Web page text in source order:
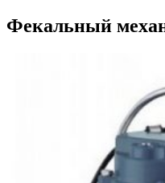
Фекальный